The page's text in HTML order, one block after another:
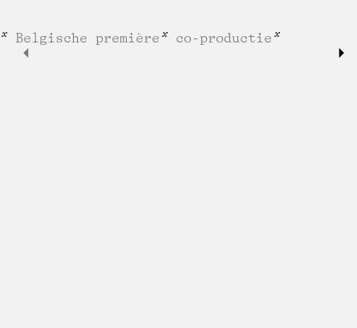
Belgische première
co-productie